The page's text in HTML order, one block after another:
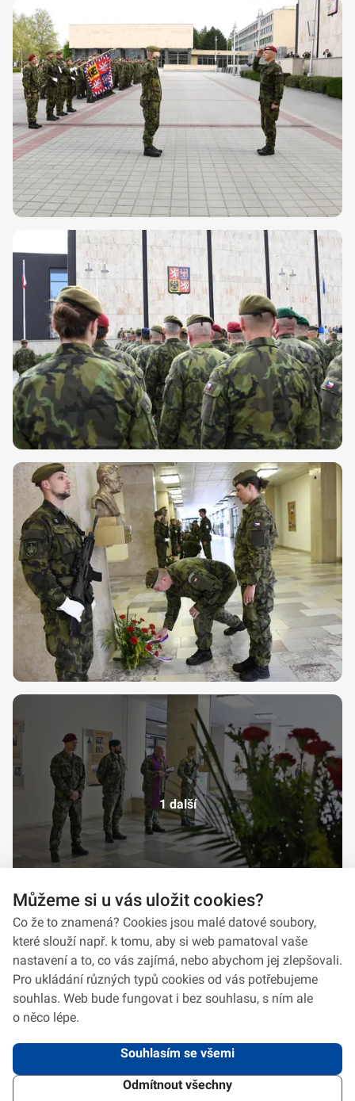
1 další
2026 © VeV-VA Vyškov • Informace jsou poskytovány v souladu se zákonem
Můžeme si u vás uložit cookies?
Co že to znamená? Cookies jsou malé datové soubory,
které slouží např. k tomu, aby si web pamatoval vaše
nastavení a to, co vás zajímá, nebo abychom jej zlepšovali.
Pro ukládání různých typů cookies od vás potřebujeme
souhlas. Web bude fungovat i bez souhlasu, s ním ale
o něco lépe.
Souhlasím se všemi
Odmítnout všechny